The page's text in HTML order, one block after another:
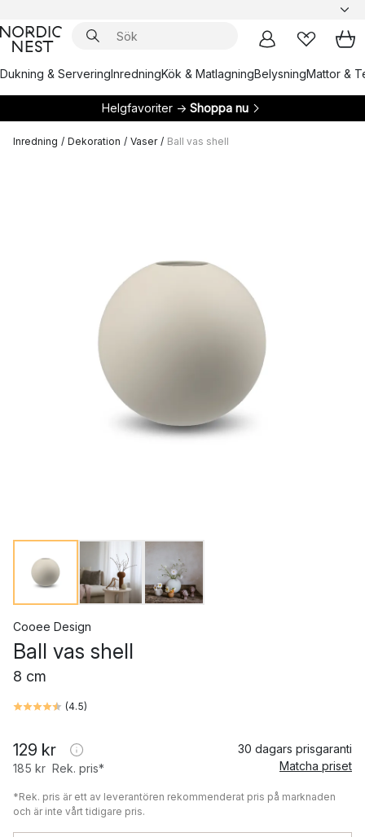
Dukning & ServeringInredningKök & MatlagningBelysningMattor &
Helgfavoriter → Shoppa nu
Inredning / Dekoration / Vaser / Ball vas shell
Cooee Design
Ball vas shell
8 cm
(4.5)
129 kr
185 kr Rek. pris*
30 dagars prisgaranti
Matcha priset
*Rek. pris är ett av leverantören rekommenderat pris på marknaden
och är inte vårt tidigare pris.